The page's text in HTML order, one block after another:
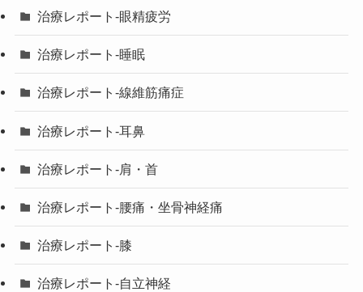
治療レポート-眼精疲労
治療レポート-睡眠
治療レポート-線維筋痛症
治療レポート-耳鼻
治療レポート-肩・首
治療レポート-腰痛・坐骨神経痛
治療レポート-膝
治療レポート-自立神経